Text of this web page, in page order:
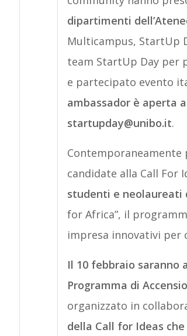
dipartimenti
Multicampus, StartUp
team StartUp Day per
e partecipato evento
ambassador è aperta
startupday@unibo.it.
Contemporaneamente
candidate alla Call For
studenti e neolaureati
for Africa”, il
impresa innovativi per
Il 10 febbraio saranno
Programma di
organizzato in
della Call for Ideas